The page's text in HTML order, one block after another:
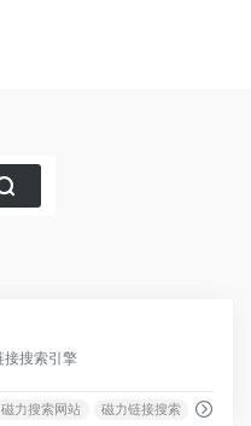
接搜索引擎
磁力搜索网站 磁力链接搜索